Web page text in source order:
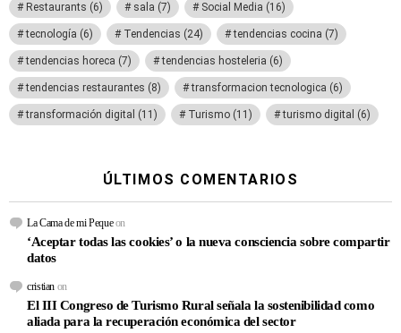
Restaurants (6) sala (7) Social Media (16)
tecnología (6) Tendencias (24) tendencias cocina (7)
tendencias horeca (7) tendencias hosteleria (6)
tendencias restaurantes (8) transformacion tecnologica (6)
transformación digital (11) Turismo (11) turismo digital (6)
ÚLTIMOS COMENTARIOS
La Cama de mi Pequeon
‘Aceptar todas las cookies’ o la nueva consciencia sobre compartir
datos
cristian on
El III Congreso de Turismo Rural señala la sostenibilidad como
aliada para la recuperación económica del sector